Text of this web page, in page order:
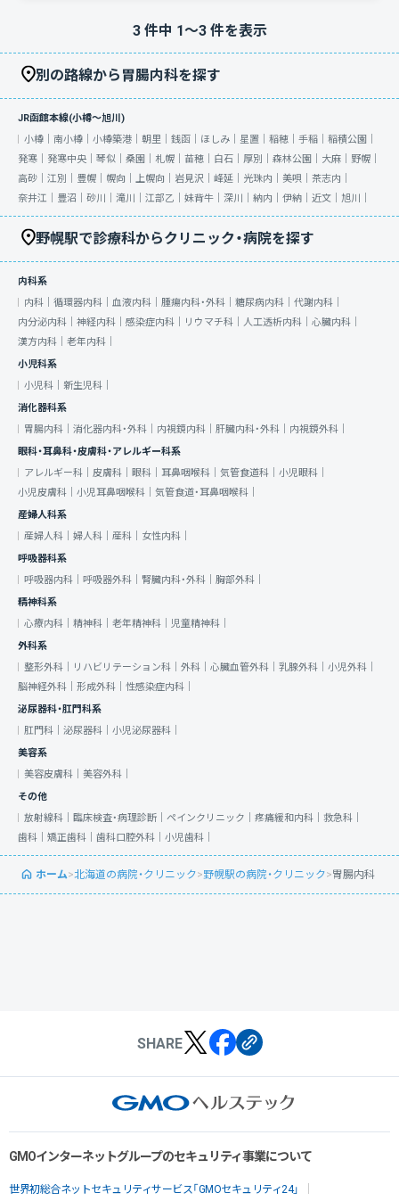
3件中 1〜3件を表示
別の路線から胃腸内科を探す
JR函館本線(小樽～旭川)
小樽｜ 南小樽｜ 小樽築港｜ 朝里｜ 銭函｜ ほしみ｜ 星置｜ 稲穂｜ 手稲｜ 稲積公園｜
発寒｜ 発寒中央｜ 琴似｜ 桑園｜ 札幌｜ 苗穂｜ 白石｜ 厚別｜ 森林公園｜ 大麻｜ 野幌｜
高砂｜ 江別｜ 豊幌｜ 幌向｜ 上幌向｜ 岩見沢｜ 峰延｜ 光珠内｜ 美唄｜ 茶志内｜
奈井江｜ 豊沼｜ 砂川｜ 滝川｜ 江部乙｜ 妹背牛｜ 深川｜ 納内｜ 伊納｜ 近文｜ 旭川｜
野幌駅で診療科からクリニック・病院を探す
内科系
内科｜ 循環器内科｜ 血液内科｜ 腫瘍内科・外科｜ 糖尿病内科｜ 代謝内科｜
内分泌内科｜ 神経内科｜ 感染症内科｜ リウマチ科｜ 人工透析内科｜ 心臓内科｜
漢方内科｜ 老年内科｜
小児科系
小児科｜ 新生児科｜
消化器科系
胃腸内科｜ 消化器内科・外科｜ 内視鏡内科｜ 肝臓内科・外科｜ 内視鏡外科｜
眼科・耳鼻科・皮膚科・アレルギー科系
アレルギー科｜ 皮膚科｜ 眼科｜ 耳鼻咽喉科｜ 気管食道科｜ 小児眼科｜
小児皮膚科｜ 小児耳鼻咽喉科｜ 気管食道・耳鼻咽喉科｜
産婦人科系
産婦人科｜ 婦人科｜ 産科｜ 女性内科｜
呼吸器科系
呼吸器内科｜ 呼吸器外科｜ 腎臓内科・外科｜ 胸部外科｜
精神科系
心療内科｜ 精神科｜ 老年精神科｜ 児童精神科｜
外科系
整形外科｜
リハビリテーション科｜ 外科｜ 心臓血管外科｜ 乳腺外科｜ 小児外科｜
脳神経外科｜ 形成外科｜ 性感染症内科｜
泌尿器科・肛門科系
肛門科｜ 泌尿器科｜ 小児泌尿器科｜
美容系
美容皮膚科｜ 美容外科｜
その他
放射線科｜ 臨床検査・病理診断｜ ペインクリニック｜ 疼痛緩和内科｜ 救急科｜
歯科｜ 矯正歯科｜ 歯科口腔外科｜ 小児歯科｜
ホーム>北海道の病院・クリニック>野幌駅の病院・クリニック>胃腸内科
SHARE
GMOインターネットグループのセキュリティ事業について
世界初総合ネットセキュリティサービス「GMOセキュリティ24」